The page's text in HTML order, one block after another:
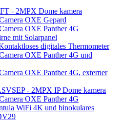
- 2MPX Dome kamera
OXE Gepard
OXE Panther 4G
mit Solarpanel
digitales Thermometer
OXE Panther 4G und
OXE Panther 4G, externer
- 2MPX IP Dome kamera
OXE Panther 4G
WiFi 4K und binokulares